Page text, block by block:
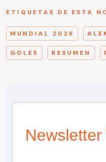
ETIQUETAS DE ESTA
MUNDIAL 2026
GOLES RESUMEN
Newsletter